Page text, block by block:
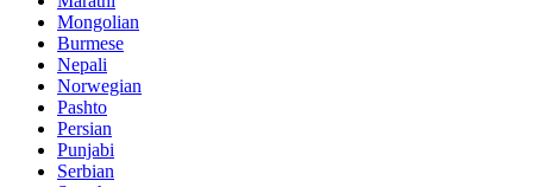
Mongolian
Burmese
Nepali
Norwegian
Pashto
Persian
Punjabi
Serbian